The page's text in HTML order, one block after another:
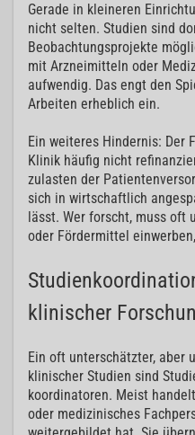
Gerade in kleineren
nicht selten. Studien sind
Beobachtungsprojekte
mit Arzneimitteln oder
aufwendig. Das engt den
Arbeiten erheblich ein.
Ein weiteres Hindernis: Der
Klinik häufig nicht
zulasten der
sich in wirtschaftlich
lässt. Wer forscht, muss oft
oder Fördermittel
klinischer
Ein oft unterschätzter, aber
klinischer Studien sind
koordinatoren. Meist
oder medizinisches